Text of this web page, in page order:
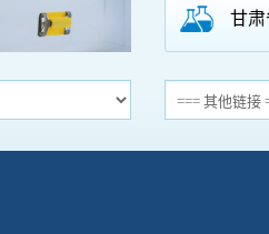
术论坛
6月11日-
甘